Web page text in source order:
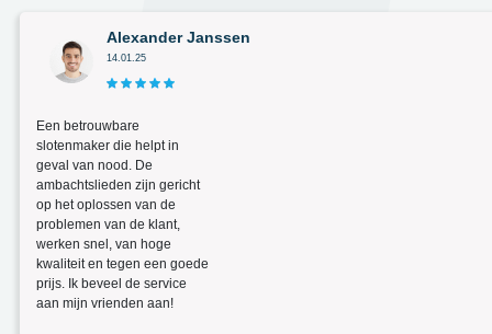
Alexander Janssen
14.01.25
Een betrouwbare
slotenmaker die helpt in
geval van nood. De
ambachtslieden zijn gericht
op het oplossen van de
problemen van de klant,
werken snel, van hoge
kwaliteit en tegen een goede
prijs. Ik beveel de service
aan mijn vrienden aan!